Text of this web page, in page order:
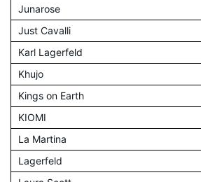
Junarose
Just Cavalli
Karl Lagerfeld
Khujo
Kings on Earth
KIOMI
La Martina
Lagerfeld